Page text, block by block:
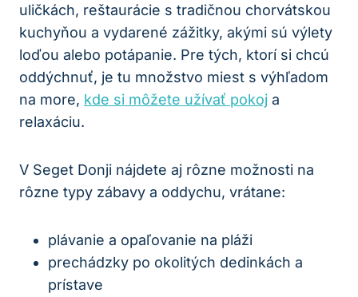
uličkách, reštaurácie s tradičnou chorvátskou
kuchyňou a vydarené zážitky, akými sú výlety
loďou alebo potápanie. Pre tých, ktorí si chcú
oddýchnuť, je tu množstvo miest s výhľadom
na more, kde si môžete užívať pokoj a
relaxáciu.
V Seget Donji nájdete aj rôzne možnosti na
rôzne typy zábavy a oddychu, vrátane:
plávanie a opaľovanie na pláži
prechádzky po okolitých dedinkách a
prístave